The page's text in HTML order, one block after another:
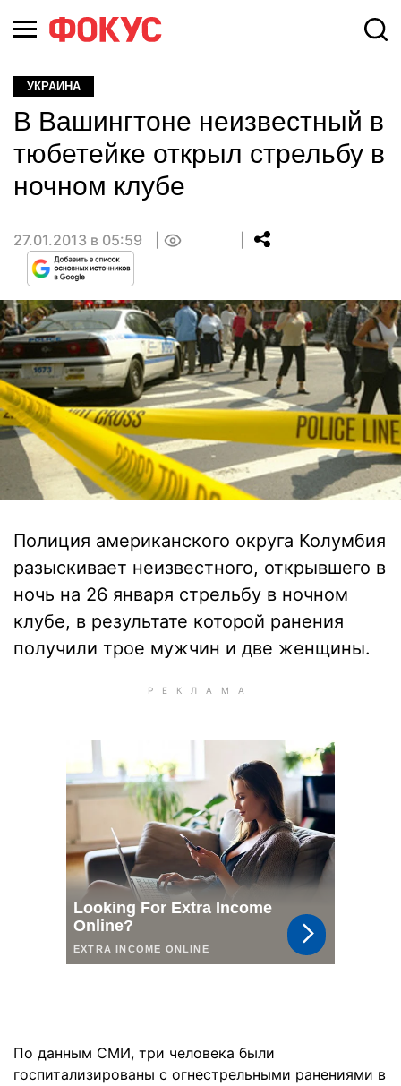
УКРАИНА
В Вашингтоне неизвестный в
тюбетейке открыл стрельбу в
ночном клубе
27.01.2013 в 05:59
Полиция американского округа Колумбия
разыскивает неизвестного, открывшего в
ночь на 26 января стрельбу в ночном
клубе, в результате которой ранения
получили трое мужчин и две женщины.
По данным СМИ, три человека были
госпитализированы с огнестрельными ранениями в